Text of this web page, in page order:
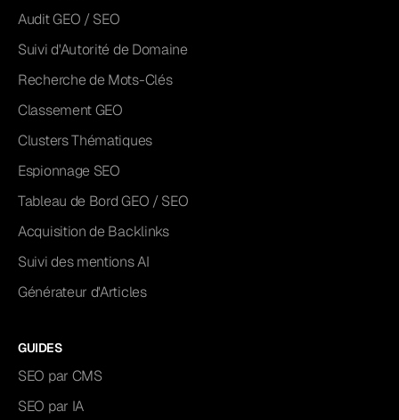
Audit GEO / SEO
Suivi d'Autorité de Domaine
Recherche de Mots-Clés
Classement GEO
Clusters Thématiques
Espionnage SEO
Tableau de Bord GEO / SEO
Acquisition de Backlinks
Suivi des mentions AI
Générateur d'Articles
GUIDES
SEO par CMS
SEO par IA